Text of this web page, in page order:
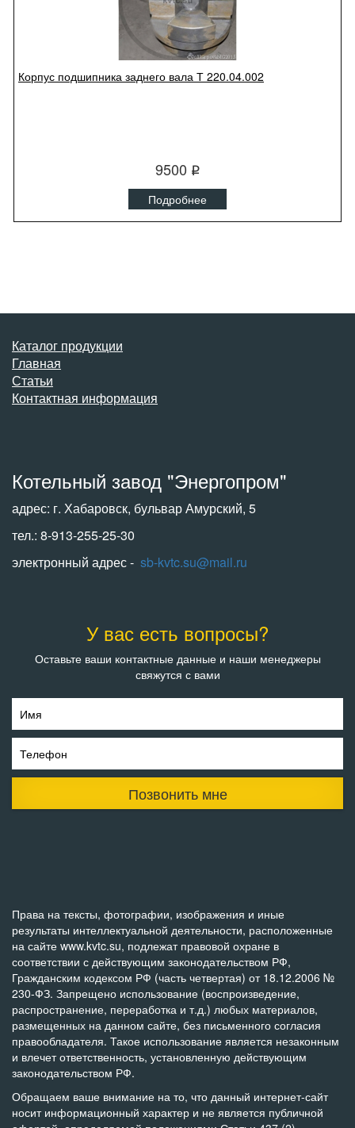
Корпус подшипника заднего вала Т 220.04.002
9500 q
Подробнее
Каталог продукции
Главная
Статьи
Контактная информация
Котельный завод "Энергопром"
адрес: г. Хабаровск, бульвар Амурский, 5
тел.: 8-913-255-25-30
электронный адрес - sb-kvtc.su@mail.ru
У вас есть вопросы?
Оставьте ваши контактные данные и наши менеджеры
свяжутся с вами
Имя
Телефон
Позвонить мне
Права на тексты, фотографии, изображения и иные
результаты интеллектуальной деятельности, расположенные
на сайте www.kvtc.su, подлежат правовой охране в
соответствии с действующим законодательством РФ,
Гражданским кодексом РФ (часть четвертая) от 18.12.2006 №
230-ФЗ. Запрещено использование (воспроизведение,
распространение, переработка и т.д.) любых материалов,
размещенных на данном сайте, без письменного согласия
правообладателя. Такое использование является незаконным
и влечет ответственность, установленную действующим
законодательством РФ.
Обращаем ваше внимание на то, что данный интернет-сайт
носит информационный характер и не является публичной